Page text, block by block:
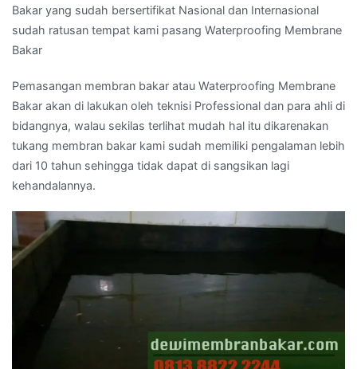
Bakar yang sudah bersertifikat Nasional dan Internasional
sudah ratusan tempat kami pasang Waterproofing Membrane
Bakar
Pemasangan membran bakar atau Waterproofing Membrane
Bakar akan di lakukan oleh teknisi Professional dan para ahli di
bidangnya, walau sekilas terlihat mudah hal itu dikarenakan
tukang membran bakar kami sudah memiliki pengalaman lebih
dari 10 tahun sehingga tidak dapat di sangsikan lagi
kehandalannya.